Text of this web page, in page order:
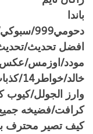
باندا
افضل تحديث/
مودد/اوزمس/عكس/
خالد/
كرافت/فضيخه جميع
كيف تصير محترف